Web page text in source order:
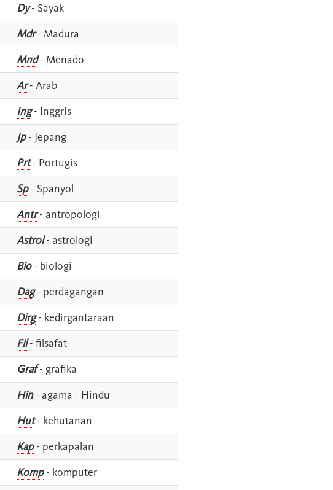
Dy- Sayak
Mdr- Madura
Mnd- Menado
Ar- Arab
Ing- Inggris
Jp- Jepang
Prt- Portugis
Sp- Spanyol
Antr- antropologi
Astrol- astrologi
Bio- biologi
Dag- perdagangan
Dirg- kedirgantaraan
Fil- filsafat
Graf- grafika
Hin- agama - Hindu
Hut- kehutanan
Kap- perkapalan
Komp- komputer